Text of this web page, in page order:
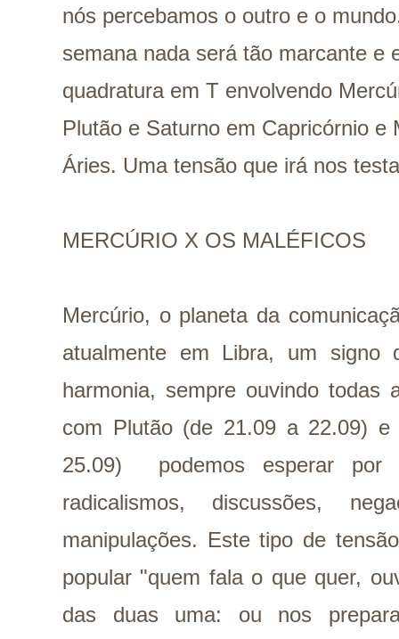
nós percebamos o outro e o
semana nada será tão marcante e
quadratura em T envolvendo
Plutão e Saturno em Capricórnio e
Áries. Uma tensão que irá nos
MERCÚRIO X OS MALÉFICOS
Mercúrio, o planeta da
atualmente em Libra, um signo
harmonia, sempre ouvindo todas
com Plutão (de 21.09 a 22.09)
25.09) podemos esperar por
radicalismos, discussões,
manipulações. Este tipo de
popular "quem fala o que quer,
das duas uma: ou nos